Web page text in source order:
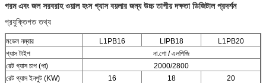
গরম এবং জল সরবরাহ ওয়াল হংস গ্যাস বয়লার জন্য উচ্চ তাপীয় দক্ষতা ডিজিটাল প্রদর্শন
প্রযুক্তিগত তথ্য
মডেল নম্বার L1PB16 LIPB18
L1PB20
গ্যাস টাইপ
না.গো / এলপিজি
রেট গ্যাস চাপ (পা)
2000/2800
রেট গ্যাস ইনপুট (KW)
16 18
20